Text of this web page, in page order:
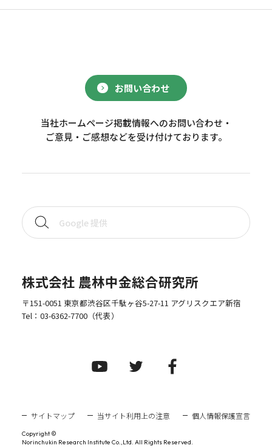
お問い合わせ
当社ホームページ掲載情報へのお問い合わせ・
ご意見・ご感想などを受け付けております。
株式会社 農林中金総合研究所
〒151-0051 東京都渋谷区千駄ヶ谷5-27-11 アグリスクエア新宿
Tel： 03-6362-7700（代表）
サイトマップ 当サイト利用上の注意 個人情報保護宣言
Copyright ©
Norinchukin Research Institute Co.,Ltd. All Rights Reserved.